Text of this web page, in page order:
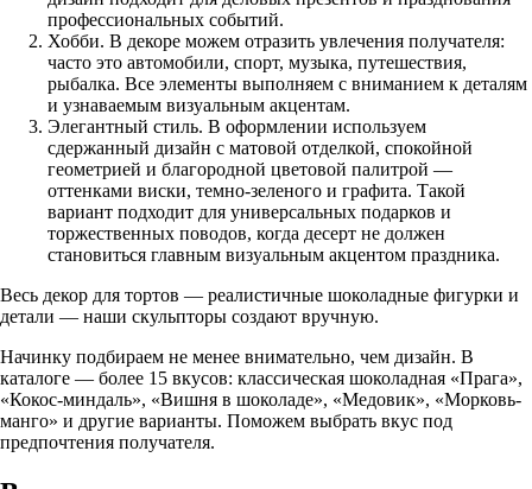
профессиональных событий.
Хобби. В декоре можем отразить увлечения получателя:
часто это автомобили, спорт, музыка, путешествия,
рыбалка. Все элементы выполняем с вниманием к деталям
и узнаваемым визуальным акцентам.
Элегантный стиль. В оформлении используем
сдержанный дизайн с матовой отделкой, спокойной
геометрией и благородной цветовой палитрой —
оттенками виски, темно-зеленого и графита. Такой
вариант подходит для универсальных подарков и
торжественных поводов, когда десерт не должен
становиться главным визуальным акцентом праздника.
Весь декор для тортов — реалистичные шоколадные фигурки и
детали — наши скульпторы создают вручную.
Начинку подбираем не менее внимательно, чем дизайн. В
каталоге — более 15 вкусов: классическая шоколадная «Прага»,
«Кокос-миндаль», «Вишня в шоколаде», «Медовик», «Морковь-
манго» и другие варианты. Поможем выбрать вкус под
предпочтения получателя.